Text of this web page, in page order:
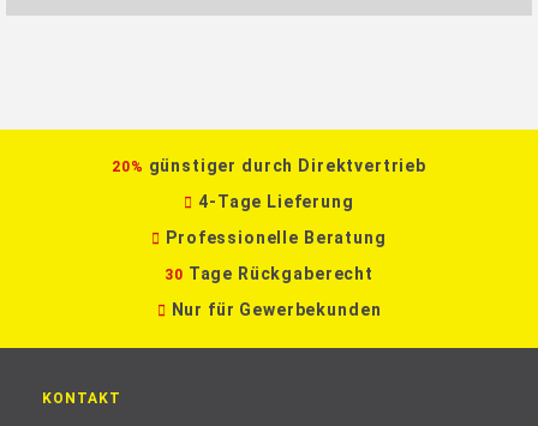
20% günstiger durch Direktvertrieb
4-Tage Lieferung
Professionelle Beratung
30 Tage Rückgaberecht
Nur für Gewerbekunden
KONTAKT